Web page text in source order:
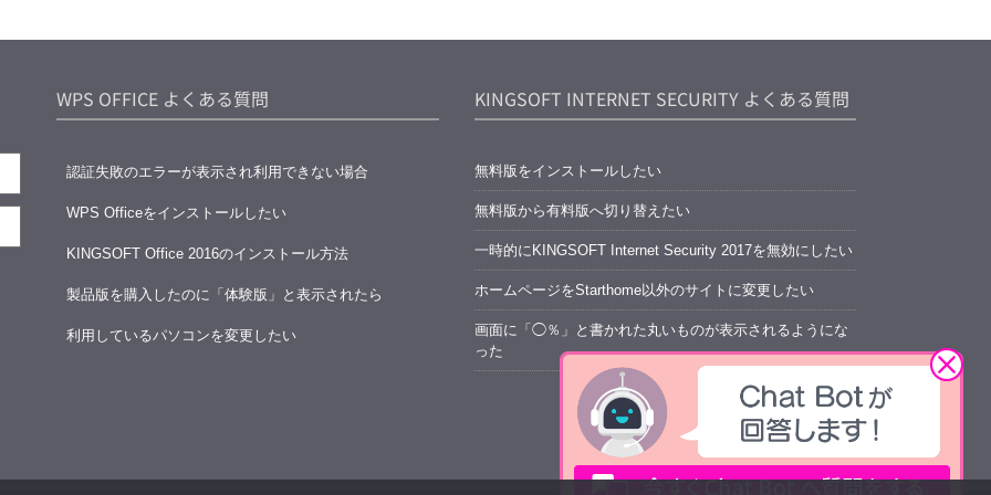
WPS OFFICE よくある質問
認証失敗のエラーが表示され利用できない場合
WPS Officeをインストールしたい
KINGSOFT Office 2016のインストール方法
製品版を購入したのに「体験版」と表示されたら
利用しているパソコンを変更したい
KINGSOFT INTERNET SECURITY よくある質問
無料版をインストールしたい
無料版から有料版へ切り替えたい
一時的にKINGSOFT Internet Security 2017を無効にしたい
ホームページをStarthome以外のサイトに変更したい
画面に「◯％」と書かれた丸いものが表示されるようにな
った